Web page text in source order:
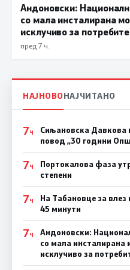
Андоновски:
со мала инсталирана
исклучиво за
пред 7 ч.
НАЈНОВОНАЈЧИТАНО
7Ч
Сиљановска Давкова
повод „30 години
7Ч
Портокалова фаза
степени
7Ч
На Табановце за
45 минути
7Ч
Андоновски:
со мала инсталирана
исклучиво за